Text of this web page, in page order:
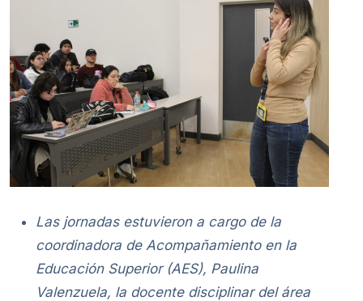
Las jornadas estuvieron a cargo de la
coordinadora de Acompañamiento en la
Educación Superior (AES), Paulina
Valenzuela, la docente disciplinar del área